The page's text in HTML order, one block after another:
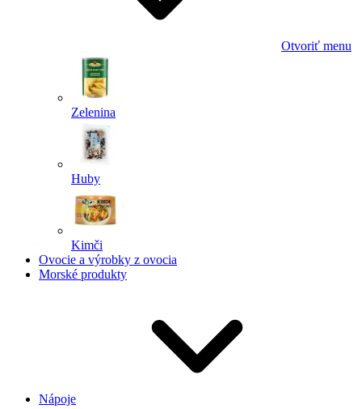
Otvoriť menu
Zelenina
Huby
Kimči
Ovocie a výrobky z ovocia
Morské produkty
Nápoje